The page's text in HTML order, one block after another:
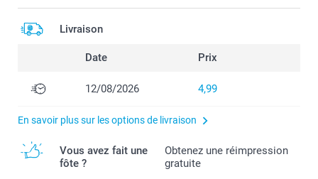
Livraison
Date Prix
12/08/2026 4,99
En savoir plus sur les options de livraison
Vous avez fait une
fôte ?
Obtenez une réimpression
gratuite